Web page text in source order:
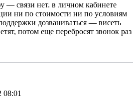
— связи нет. в личном кабинете
ни по стоимости ни по условиям
дозваниваться — висеть
потом еще перебросят звонок раз
08:01